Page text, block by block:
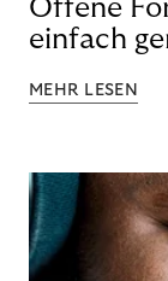
Offene
einfach
MEHR LESEN